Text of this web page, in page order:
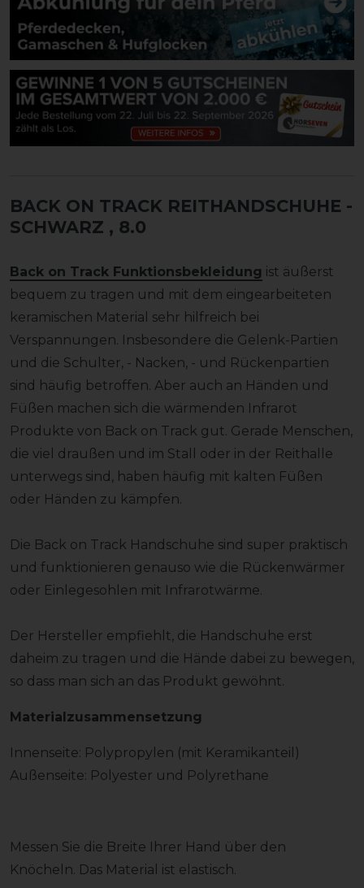
BACK ON TRACK REITHANDSCHUHE -
SCHWARZ , 8.0
Back on Track Funktionsbekleidung ist äußerst
bequem zu tragen und mit dem eingearbeiteten
keramischen Material sehr hilfreich bei
Verspannungen. Insbesondere die Gelenk-Partien
und die Schulter, - Nacken, - und Rückenpartien
sind häufig betroffen. Aber auch an Händen und
Füßen machen sich die wärmenden Infrarot
Produkte von Back on Track gut. Gerade Menschen,
die viel draußen und im Stall oder in der Reithalle
unterwegs sind, haben häufig mit kalten Füßen
oder Händen zu kämpfen.
Die Back on Track Handschuhe sind super praktisch
und funktionieren genauso wie die Rückenwärmer
oder Einlegesohlen mit Infrarotwärme.
Der Hersteller empfiehlt, die Handschuhe erst
daheim zu tragen und die Hände dabei zu bewegen,
so dass man sich an das Produkt gewöhnt.
Materialzusammensetzung
Innenseite: Polypropylen (mit Keramikanteil)
Außenseite: Polyester und Polyrethane
Messen Sie die Breite Ihrer Hand über den
Knöcheln. Das Material ist elastisch.